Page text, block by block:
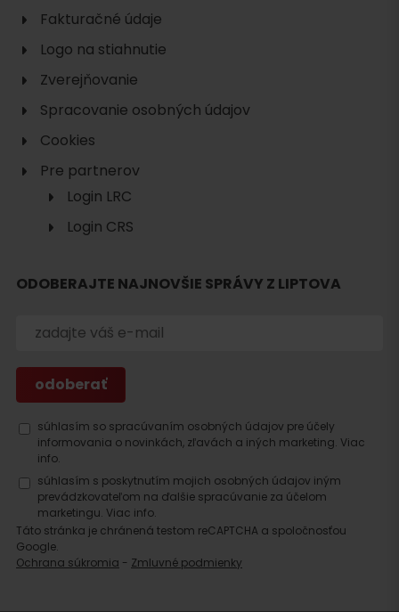
ubytovanie
Fakturačné údaje
Logo na stiahnutie
Zverejňovanie
Spracovanie osobných údajov
Cookies
Pre partnerov
Login LRC
Login CRS
ODOBERAJTE NAJNOVŠIE SPRÁVY Z LIPTOVA
súhlasím so spracúvaním osobných údajov pre účely
informovania o novinkách, zľavách a iných marketing. Viac
info.
súhlasím s poskytnutím mojich osobných údajov iným
prevádzkovateľom na ďalšie spracúvanie za účelom
marketingu. Viac info.
Táto stránka je chránená testom reCAPTCHA a spoločnosťou
Google.
Ochrana súkromia - Zmluvné podmienky